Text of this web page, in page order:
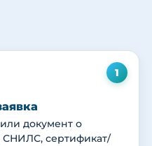
1
документ о
СНИЛС, сертификат/